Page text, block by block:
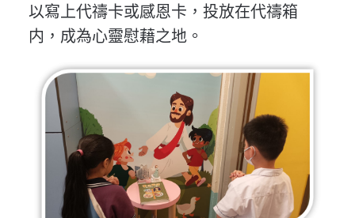
以寫上代禱卡或感恩卡，投放在代禱箱
内，成為心靈慰藉之地。